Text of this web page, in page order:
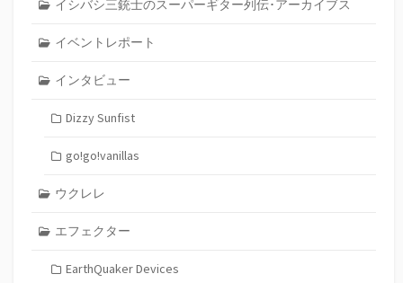
イシバシ三銃士のスーパーギター列伝･アーカイブス
イベントレポート
インタビュー
Dizzy Sunfist
go!go!vanillas
ウクレレ
エフェクター
EarthQuaker Devices